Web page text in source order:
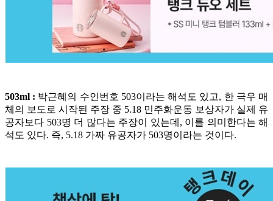
503ml : 박근혜의 수인번호 503이라는 해석도 있고, 한 극우 매
체의 보도로 시작된 주장 중 5.18 민주화운동 보상자가 실제 유
공자보다 503명 더 많다는 주장이 있는데, 이를 의미한다는 해
석도 있다. 즉, 5.18 가짜 유공자가 503명이라는 것이다.